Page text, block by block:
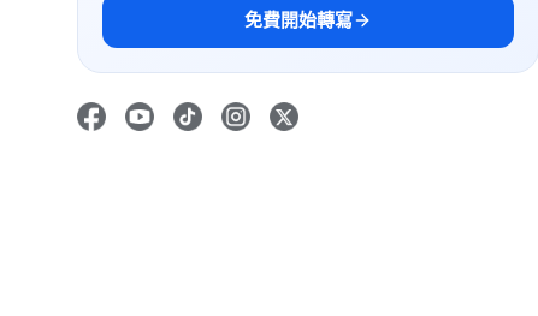
免費開始轉寫